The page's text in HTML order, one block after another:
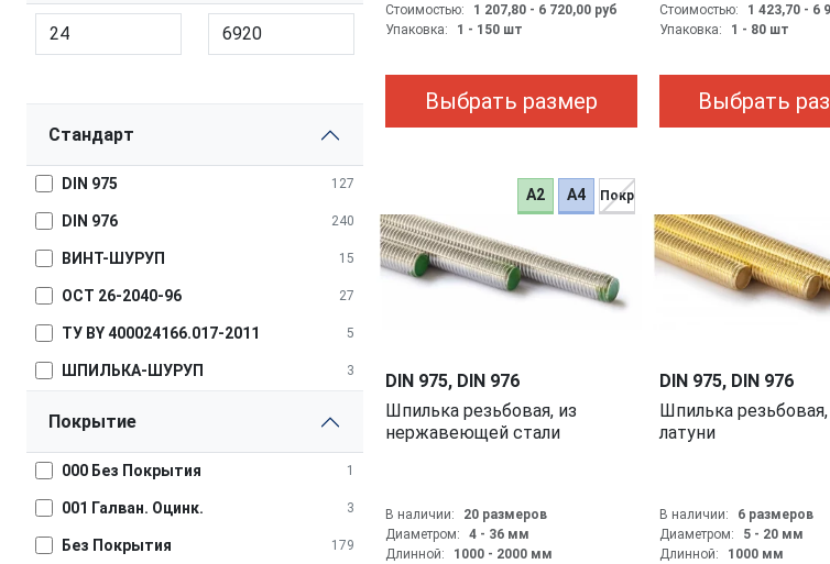
Стоимостью:
1 207,80 - 6 720,00 руб
Упаковка:
1 - 150 шт
Выбрать размер
Стоимостью:
1 423,70 - 6
Упаковка:
1 - 80 шт
Выбрать
A2 A4 Покр
DIN 975, DIN 976
Шпилька резьбовая, из
нержавеющей стали
В наличии:
20 размеров
Диаметром:
4 - 36 мм
Длинной:
1000 - 2000 мм
DIN 975, DIN 976
Шпилька резьбовая, из
латуни
В наличии:
6 размеров
Диаметром:
5 - 20 мм
Длинной:
1000 мм
Стандарт
DIN 975 127
DIN 976 240
ВИНТ-ШУРУП 15
ОСТ 26-2040-96 27
ТУ BY 400024166.017-2011 5
ШПИЛЬКА-ШУРУП 3
Покрытие
000 Без Покрытия 1
001 Галван. Оцинк. 3
Без Покрытия 179